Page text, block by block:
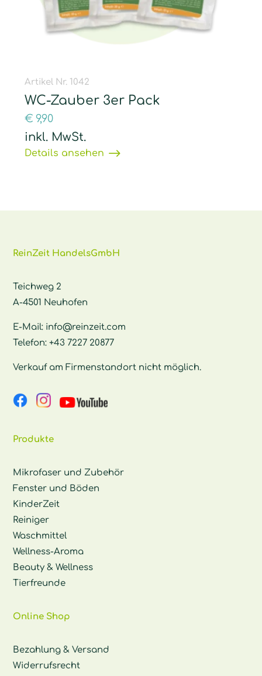
Artikel Nr. 1042
WC-Zauber 3er Pack
€ 9,90
inkl. MwSt.
Details ansehen
ReinZeit HandelsGmbH
Teichweg 2
A-4501 Neuhofen
E-Mail: info@reinzeit.com
Telefon:+43 7227 20877
Verkauf am Firmenstandort nicht möglich.
Produkte
Mikrofaser und Zubehör
Fenster und Böden
KinderZeit
Reiniger
Waschmittel
Wellness-Aroma
Beauty & Wellness
Tierfreunde
Online Shop
Bezahlung & Versand
Widerrufsrecht